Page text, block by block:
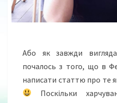
Я
А
Або як завжди
почалось з того, що в
написати статтю про те
Поскільки